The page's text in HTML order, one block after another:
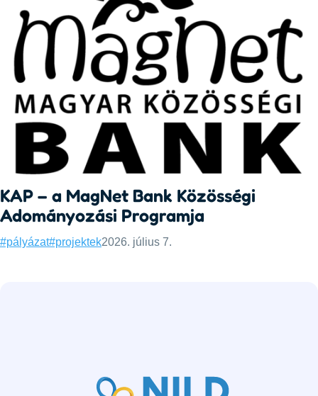
KAP – a MagNet Bank Közösségi
Adományozási Programja
Categories:
#pályázat#projektekPublished:
2026. július 7.